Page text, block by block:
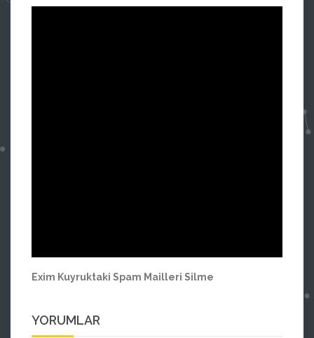
Exim Kuyruktaki Spam Mailleri Silme
YORUMLAR